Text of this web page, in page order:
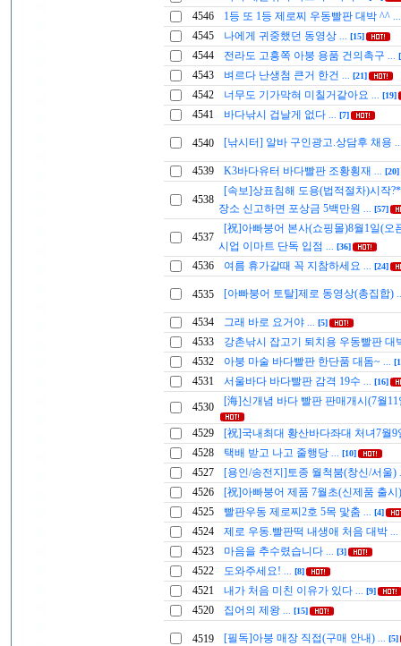
4546 1등 또 1등 제로찌 우동빨판 대박 ^^
4545 나에게 귀중했던 동영상 [15]
4544 전라도 고흥쪽 아붕 용품 건의촉구
4543 벼르다 난생첨 큰거 한건 [21]
4542 너무도 기가막혀 미칠거같아요 [19]
4541 바다낚시 겁날게 없다 [7]
4540 [낚시터] 알바 구인광고.상담후 채용
4539 K3바다유터 바다빨판 조황횡재 [20]
4538
[속보]상표침해 도용(법적절차)시작
장소 신고하면 포상금 5백만원
[57]
4537
[祝]아빠붕어 본사(쇼핑몰)8월1일(오
시업 이마트 단독 입점
[36]
4536 여름 휴가갈때 꼭 지참하세요 [24]
4535 [아빠붕어 토탈]제로 동영상(총집합)
4534 그래 바로 요거야 [5]
4533
강촌낚시 잡고기 퇴치용 우동빨판 대
4532
아붕 마술 바다빨판 한단품 대돔~
4531 서울바다 바다빨판 감격 19수 [16]
4530 [海]신개념 바다 빨판 판매개시(7월
4529
[祝]국내최대 황산바다좌대 처녀7월
4528
택배 받고 나고 줄행당 [10]
4527 [용인/송전지]토종 월척붐(창신/서울)
4526
[祝]아빠붕어 제품 7월초(신제품 출
4525
빨판우동 제로찌2호 5목 맟춤 [4]
4524 제로 우동.빨판떡 내생애 처음 대박
4523 마음을 추수렸습니다 [3]
4522 도와주세요! [8]
4521 내가 처음 미친 이유가 있다 [9]
4520 집어의 제왕 [15]
4519 [필독]아붕 매장 직접(구매 안내) [5]